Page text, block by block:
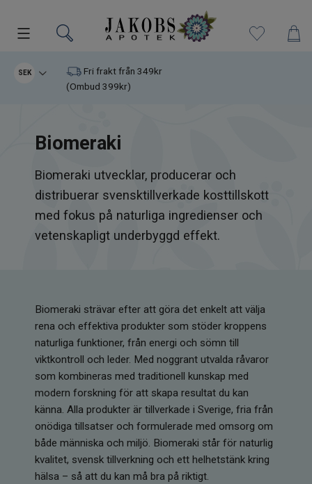
Kampanjer
Varumärken
Kosttillskott
Superfood
Infrarött Ljus
Vattenrening & Övrigt
Transdermala plåster
Fyndlådan
SEK
Fri frakt från 349kr
(Ombud 399kr)
Biomeraki
Biomeraki utvecklar, producerar och
distribuerar svensktillverkade kosttillskott
med fokus på naturliga ingredienser och
vetenskapligt underbyggd effekt.
Biomeraki strävar efter att göra det enkelt att välja
rena och effektiva produkter som stöder kroppens
naturliga funktioner, från energi och sömn till
viktkontroll och leder. Med noggrant utvalda råvaror
som kombineras med traditionell kunskap med
modern forskning för att skapa resultat du kan
känna. Alla produkter är tillverkade i Sverige, fria från
onödiga tillsatser och formulerade med omsorg om
både människa och miljö. Biomeraki står för naturlig
kvalitet, svensk tillverkning och ett helhetstänk kring
hälsa – så att du kan må bra på riktigt.